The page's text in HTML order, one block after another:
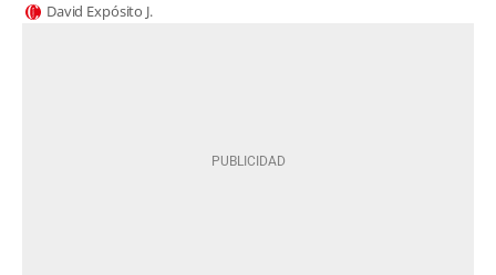
David Expósito J.